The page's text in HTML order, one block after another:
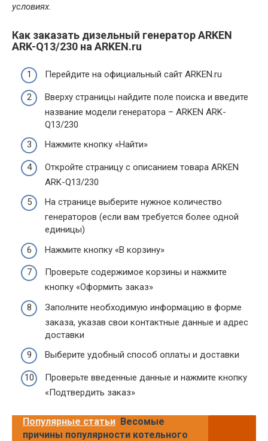
условиях.
Как заказать дизельный генератор ARKEN
ARK-Q13/230 на ARKEN.ru
Перейдите на официальный сайт ARKEN.ru
Вверху страницы найдите поле поиска и введите
название модели генератора – ARKEN ARK-
Q13/230
Нажмите кнопку «Найти»
Откройте страницу с описанием товара ARKEN
ARK-Q13/230
На странице выберите нужное количество
генераторов (если вам требуется более одной
единицы)
Нажмите кнопку «В корзину»
Проверьте содержимое корзины и нажмите
кнопку «Оформить заказ»
Заполните необходимую информацию в форме
заказа, указав свои контактные данные и адрес
доставки
Выберите удобный способ оплаты и доставки
Проверьте введенные данные и нажмите кнопку
«Подтвердить заказ»
Популярные статьи Весомые
причины популярности котельного